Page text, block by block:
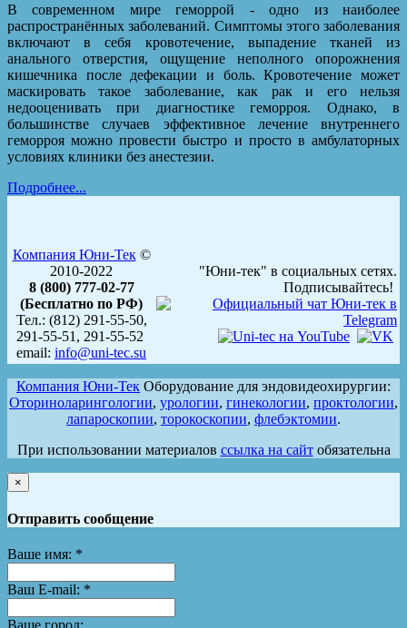
В современном мире геморрой - одно из наиболее
распространённых заболеваний. Симптомы этого заболевания
включают в себя кровотечение, выпадение тканей из
анального отверстия, ощущение неполного опорожнения
кишечника после дефекации и боль. Кровотечение может
маскировать такое заболевание, как рак и его нельзя
недооценивать при диагностике геморроя. Однако, в
большинстве случаев эффективное лечение внутреннего
геморроя можно провести быстро и просто в амбулаторных
условиях клиники без анестезии.
Подробнее...
Компания Юни-Тек©
2010-2022
8 (800) 777-02-77
(Бесплатно по РФ)
Тел.: (812) 291-55-50,
291-55-51, 291-55-52
email: info@uni-tec.su
"Юни-тек" в социальных сетях.
Подписывайтесь!
Компания Юни-Тек Оборудование для эндовидеохирургии:
Оториноларингологии, урологии, гинекологии, проктологии,
лапароскопии, торокоскопии, флебэктомии.
При использовании материалов ссылка на сайтобязательна
×
Отправить сообщение
Ваше имя: *
Ваш E-mail: *